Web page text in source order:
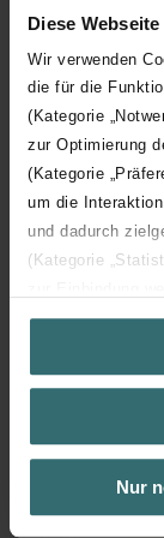
Diese
Wir verwenden
die für die
(Kategorie
zur Optimierung
(Kategorie
um die
und dadurch
(Kategorie
(Kategorie
Über „Details
Sie weitere
der Auswahl von
Besuchsverlauf
bestmöglicheNur